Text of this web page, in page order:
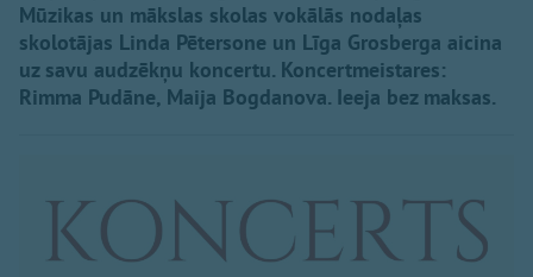
Mūzikas un mākslas skolas vokālās nodaļas
skolotājas Linda Pētersone un Līga Grosberga aicina
uz savu audzēkņu koncertu. Koncertmeistares:
Rimma Pudāne, Maija Bogdanova. Ieeja bez maksas.